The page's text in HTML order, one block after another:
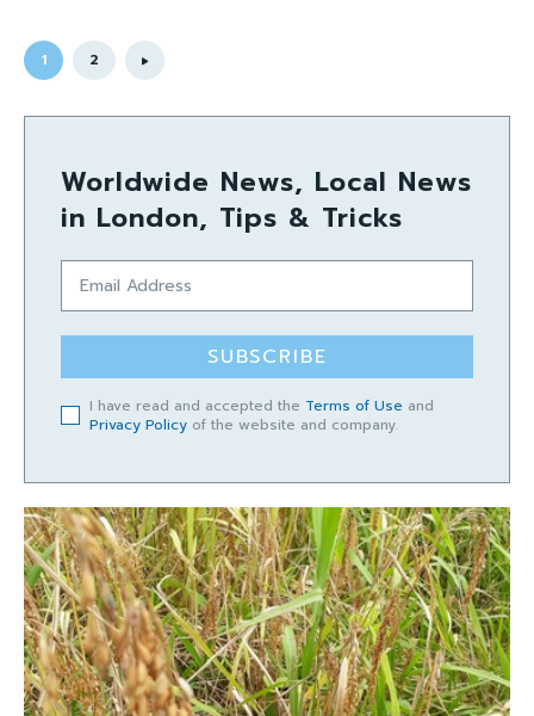
1 2
Worldwide News, Local News
in London, Tips & Tricks
SUBSCRIBE
I have read and accepted the Terms of Use and
Privacy Policy of the website and company.